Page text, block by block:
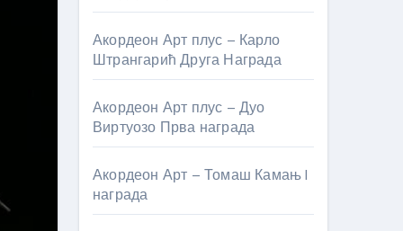
Акордеон Арт плус – Карло
Штрангарић Друга Награда
Акордеон Арт плус – Дуо
Виртуозо Прва награда
Акордеон Арт – Томаш Камањ I
награда